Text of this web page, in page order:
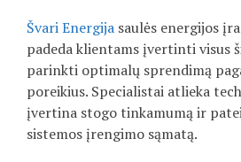
Švari Energija saulės energijos
padeda klientams įvertinti visus
parinkti optimalų sprendimą
poreikius. Specialistai atlieka
įvertina stogo tinkamumą ir
sistemos įrengimo sąmatą.